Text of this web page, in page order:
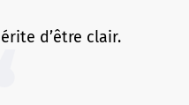
d’être clair.